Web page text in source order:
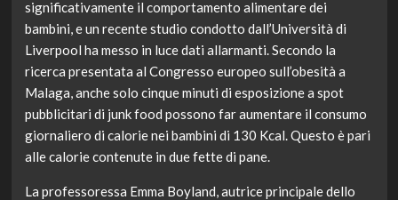
significativamente il comportamento alimentare dei
bambini, e un recente studio condotto dall’Università di
Liverpool ha messo in luce dati allarmanti. Secondo la
ricerca presentata al Congresso europeo sull’obesità a
Malaga, anche solo cinque minuti di esposizione a spot
pubblicitari di junk food possono far aumentare il consumo
giornaliero di calorie nei bambini di 130 Kcal. Questo è pari
alle calorie contenute in due fette di pane.
La professoressa Emma Boyland, autrice principale dello